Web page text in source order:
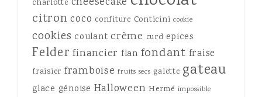
charlotte
citron coco confiture Conticini cookie
cookies coulant crème curd epices
Felder financier flan fondant fraise
fraisier framboise fruits secs galette gateau
glace génoise Halloween Hermé impossible